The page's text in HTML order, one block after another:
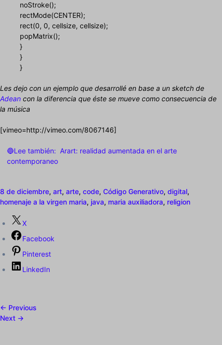
noStroke();
rectMode(CENTER);
rect(0, 0, cellsize, cellsize);
popMatrix();
}
}
}
Les dejo con un ejemplo que desarrollé en base a un sketch de
Adean con la diferencia que éste se mueve como consecuencia de
la música
[vimeo=http://vimeo.com/8067146]
🔵Lee también: Arart: realidad aumentada en el arte
contemporaneo
8 de diciembre, art, arte, code, Código Generativo, digital,
homenaje a la virgen maria, java, maria auxiliadora, religion
X
Facebook
Pinterest
LinkedIn
← Previous
Next →